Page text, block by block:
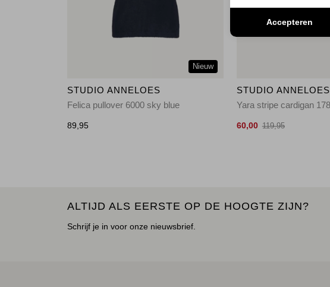
Nieuw
STUDIO ANNELOES
Felica pullover 6000 sky blue
89,95
STUDIO ANNELOES
60,00 119,95
ALTIJD ALS EERSTE OP DE HOOGTE ZIJN?
Schrijf je in voor onze nieuwsbrief.
Accepteren